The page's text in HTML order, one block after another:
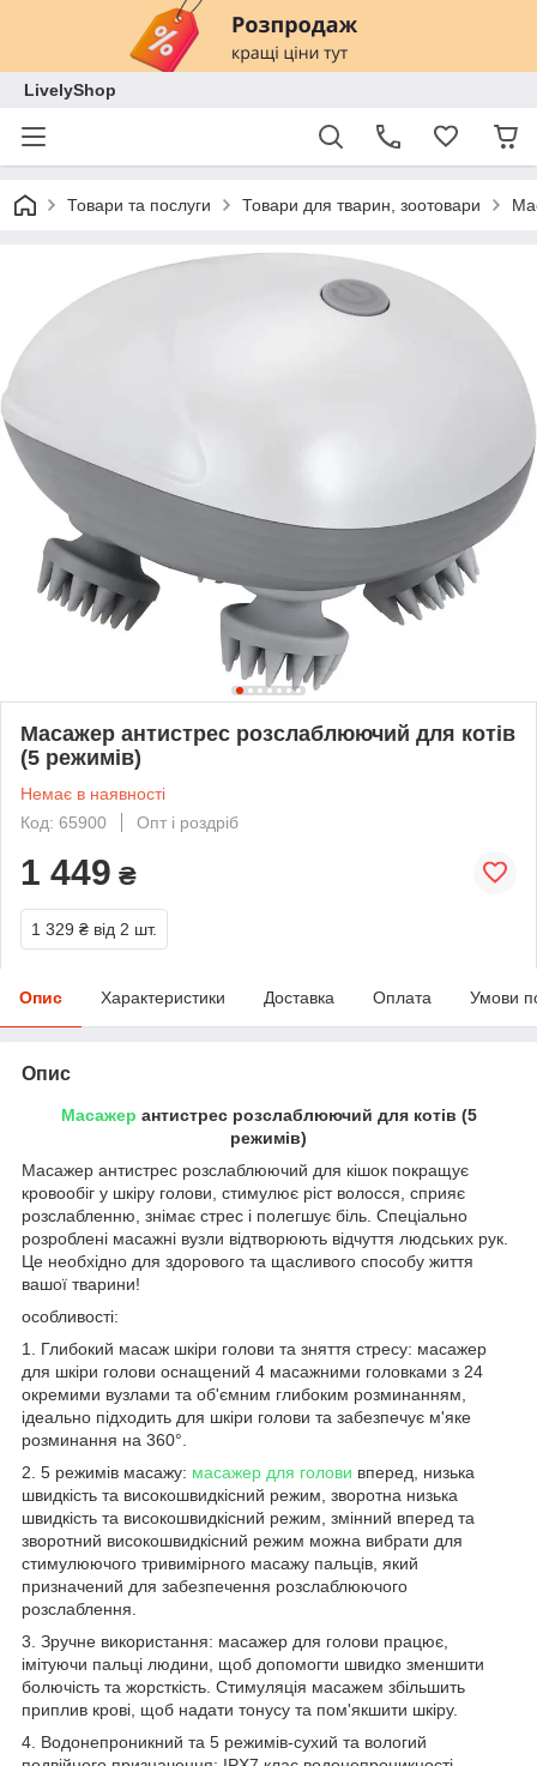
LivelyShop
Товари та послуги Товари для тварин, зоотовари
Масажер антистрес розслаблюючий для котів
(5 режимів)
Немає в наявності
Код: 65900
Опт і роздріб
1 449 ₴
1 329 ₴ від 2 шт.
Опис Характеристики Доставка Оплата Умови
Опис
Масажер антистрес розслаблюючий для котів (5
режимів)
Масажер антистрес розслаблюючий для кішок покращує
кровообіг у шкіру голови, стимулює ріст волосся, сприяє
розслабленню, знімає стрес і полегшує біль. Спеціально
розроблені масажні вузли відтворюють відчуття людських рук.
Це необхідно для здорового та щасливого способу життя
вашої тварини!
особливості:
1. Глибокий масаж шкіри голови та зняття стресу: масажер
для шкіри голови оснащений 4 масажними головками з 24
окремими вузлами та об'ємним глибоким розминанням,
ідеально підходить для шкіри голови та забезпечує м'яке
розминання на 360°.
2. 5 режимів масажу: масажер для голови вперед, низька
швидкість та високошвидкісний режим, зворотна низька
швидкість та високошвидкісний режим, змінний вперед та
зворотний високошвидкісний режим можна вибрати для
стимулюючого тривимірного масажу пальців, який
призначений для забезпечення розслаблюючого
розслаблення.
3. Зручне використання: масажер для голови працює,
імітуючи пальці людини, щоб допомогти швидко зменшити
болючість та жорсткість. Стимуляція масажем збільшить
приплив крові, щоб надати тонусу та пом'якшити шкіру.
4. Водонепроникний та 5 режимів-сухий та вологий